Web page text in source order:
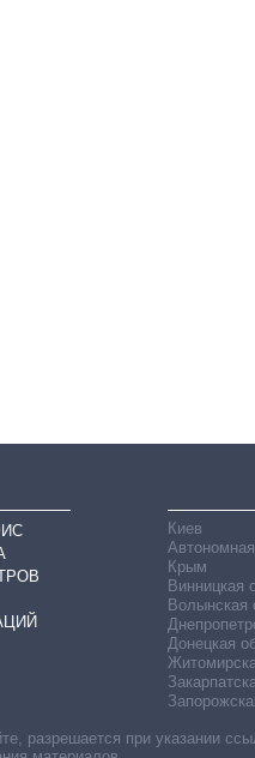
Киев
Крым
Винницкая
Волынская
Донецкая
разрешается при указании